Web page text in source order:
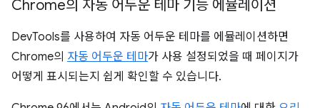
Chrome의 자동 어두운 테마 기능 에뮬레이션
DevTools를 사용하여 자동 어두운 테마를 에뮬레이션하면
Chrome의 자동 어두운 테마가 사용 설정되었을 때 페이지가
어떻게 표시되는지 쉽게 확인할 수 있습니다.